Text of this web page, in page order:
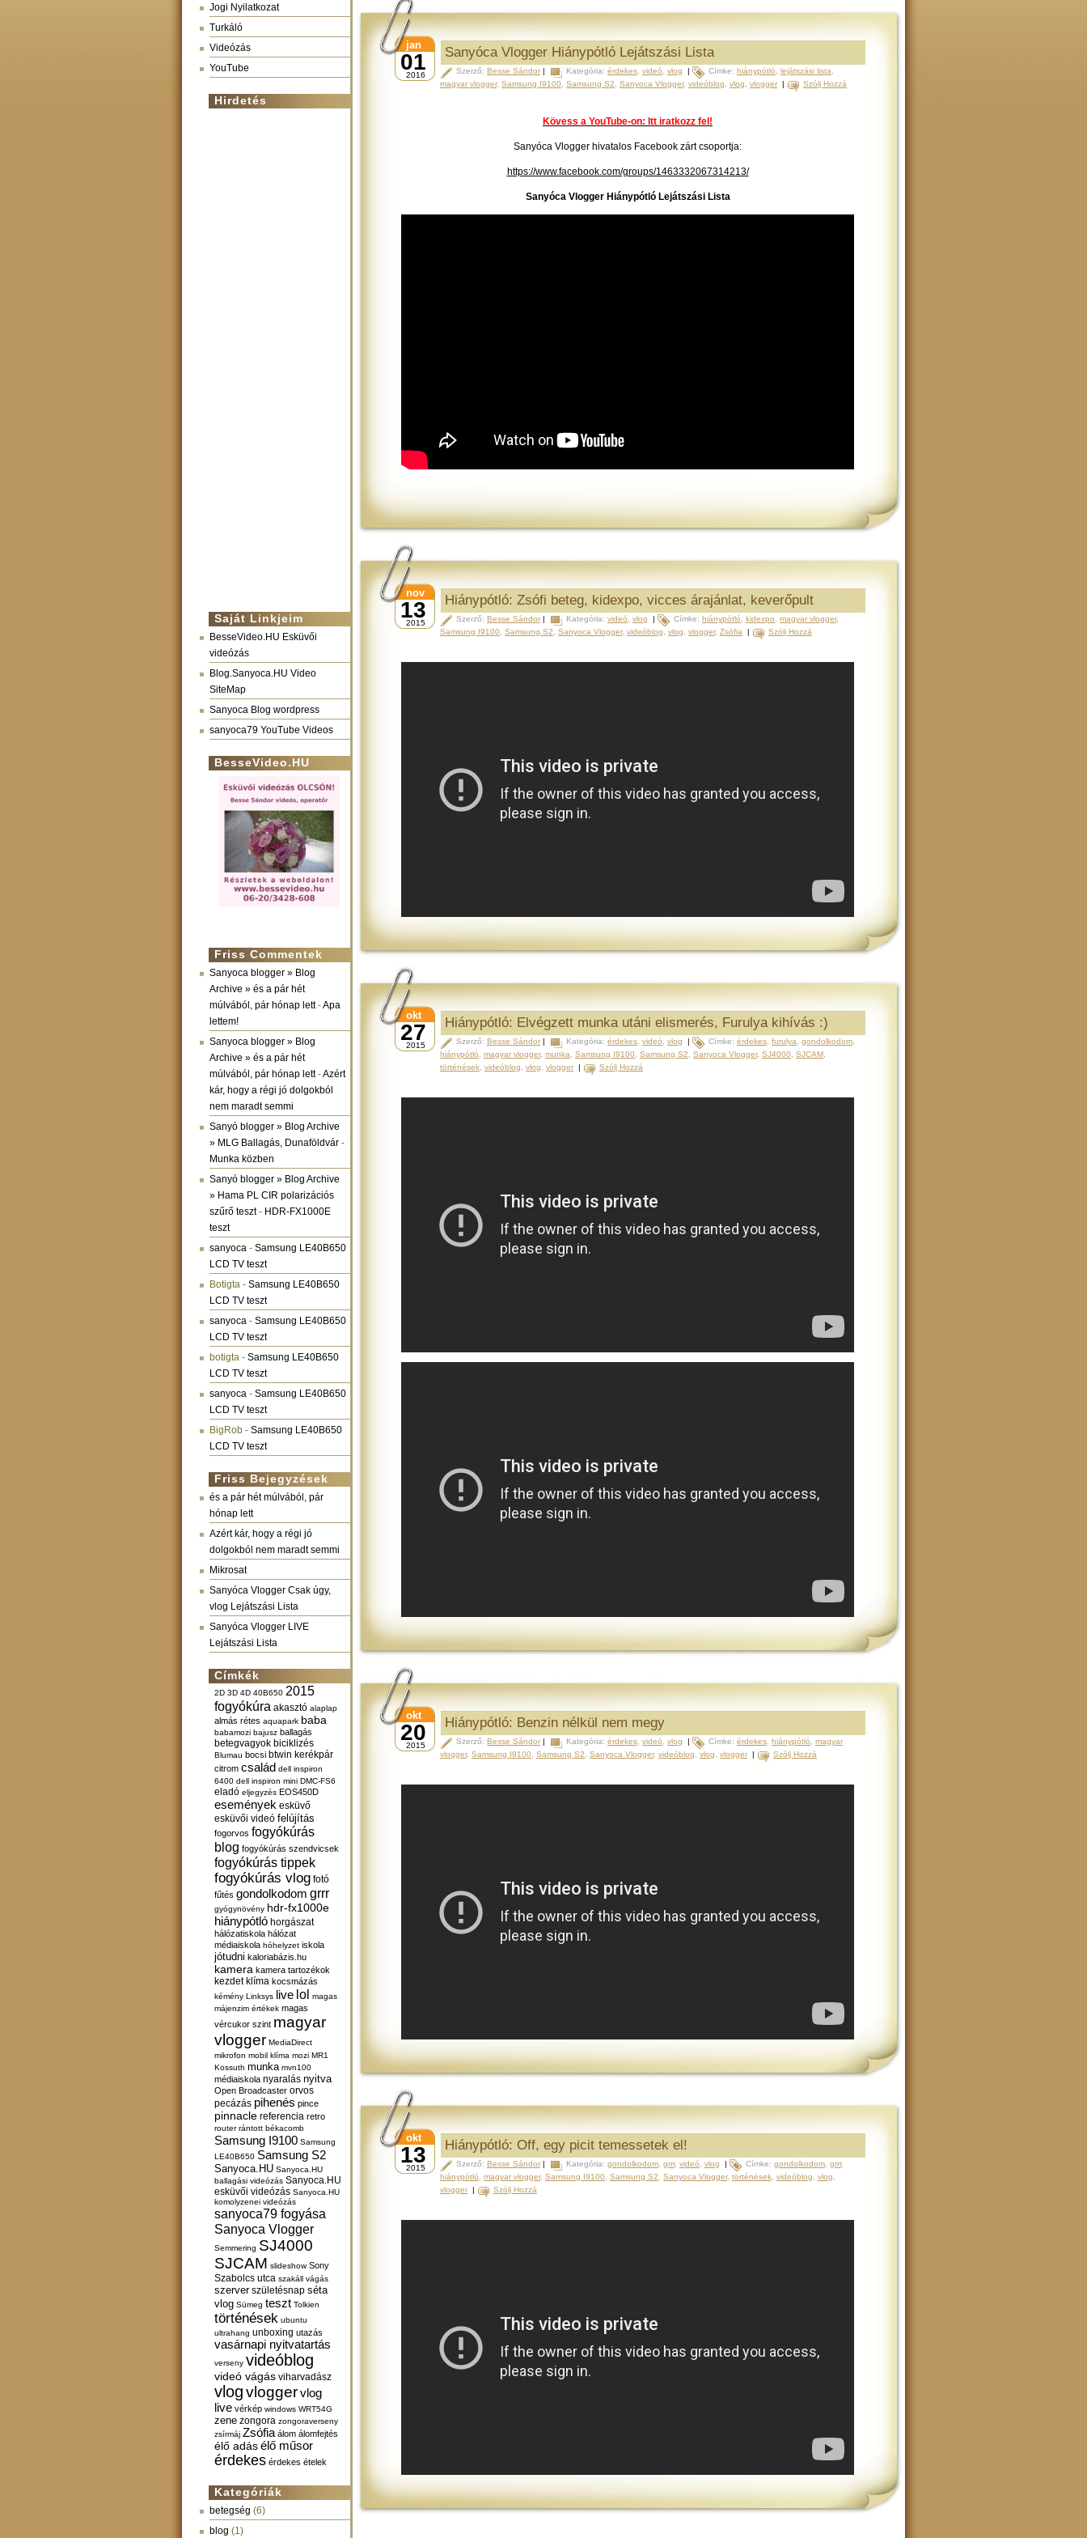
Jogi Nyilatkozat
Turkáló
Videózás
YouTube
Hirdetés
Saját Linkjeim
BesseVideo.HU Esküvői
videózás
Blog.Sanyoca.HU Video
SiteMap
Sanyoca Blog wordpress
sanyoca79 YouTube Videos
BesseVideo.HU
Friss Commentek
Sanyoca blogger » Blog
Archive » és a pár hét
múlvából, pár hónap lett-Apa
lettem!
Sanyoca blogger » Blog
Archive » és a pár hét
múlvából, pár hónap lett-Azért
kár, hogy a régi jó dolgokból
nem maradt semmi
Sanyó blogger » Blog Archive
» MLG Ballagás, Dunaföldvár -
Munka közben
Sanyó blogger » Blog Archive
» Hama PL CIR polarizációs
szűrő teszt- HDR-FX1000E
teszt
sanyoca - Samsung LE40B650
LCD TV teszt
Botigta - Samsung LE40B650
LCD TV teszt
sanyoca - Samsung LE40B650
LCD TV teszt
botigta - Samsung LE40B650
LCD TV teszt
sanyoca - Samsung LE40B650
LCD TV teszt
BigRob - Samsung LE40B650
LCD TV teszt
Friss Bejegyzések
és a pár hét múlvából, pár
hónap lett
Azért kár, hogy a régi jó
dolgokból nem maradt semmi
Mikrosat
Sanyóca Vlogger Csak úgy,
vlog Lejátszási Lista
Sanyóca Vlogger LIVE
Lejátszási Lista
Címkék
2D 3D 4D 40B650 2015
fogyókúra akasztó alaplap
almás rétes aquapark baba
babamozi bajusz ballagás
betegvagyok biciklizés
Blumau bocsi btwin kerékpár
citrom család dell inspiron
6400 dell inspiron mini DMC-FS6
eladó eljegyzés EOS450D
események esküvő
esküvői videó felújítás
fogorvos fogyókúrás
blog fogyókúrás szendvicsek
fogyókúrás tippek
fogyókúrás vlog fotó
fűtés gondolkodom grrr
gyógynövény hdr-fx1000e
hiánypótló horgászat
hálózatiskola hálózat
médiaiskola hóhelyzet iskola
jótudni kaloriabázis.hu
kamera kamera tartozékok
kezdet klíma kocsmázás
kémény Linksys live lol magas
májenzim értékek magas
vércukor szint magyar
vlogger MediaDirect
mikrofon mobil klíma mozi MR1
Kossuth munka mvn100
médiaiskola nyaralás nyitva
Open Broadcaster orvos
pecázás pihenés pince
pinnacle referencia retro
router rántott békacomb
Samsung I9100 Samsung
LE40B650 Samsung S2
Sanyoca.HU Sanyoca.HU
ballagási videózás Sanyoca.HU
esküvői videózás Sanyoca.HU
komolyzenei videózás
sanyoca79 fogyása
Sanyoca Vlogger
Semmering SJ4000
SJCAM slideshow Sony
Szabolcs utca szakáll vágás
szerver születésnap séta
vlog Sümeg teszt Tolkien
történések ubuntu
ultrahang unboxing utazás
vasárnapi nyitvatartás
verseny videóblog
videó vágás viharvadász
vlogvloggervlog
live vérkép windows WRT54G
zene zongora zongoraverseny
zsírmáj Zsófia álom álomfejtés
élő adás élő műsor
érdekes érdekes ételek
Kategóriák
betegség (6)
blog (1)
01
jan
2016
Sanyóca Vlogger Hiánypótló Lejátszási Lista
Szerző: Besse Sándor | Kategória: érdekes videó vlog | Címke: hiánypótló lejátszási lista
magyar vlogger, Samsung I9100 Samsung S2 Sanyoca Vlogger, videóblog vlog vlogger | Szólj Hozzá
Kövess a YouTube-on: Itt iratkozz fel!
Sanyóca Vlogger hivatalos Facebook zárt csoportja:
https://www.facebook.com/groups/1463332067314213/
Sanyóca Vlogger Hiánypótló Lejátszási Lista
13
nov
2015
Hiánypótló: Zsófi beteg, kidexpo, vicces árajánlat, keverőpult
Szerző: Besse Sándor | Kategória: videó vlog | Címke: hiánypótló kidexpo magyar vlogger,
Samsung I9100 Samsung S2 Sanyoca Vlogger, videóblog vlog vlogger, Zsófia | Szólj Hozzá
27
okt
2015
Hiánypótló: Elvégzett munka utáni elismerés, Furulya kihívás :)
Szerző: Besse Sándor | Kategória: érdekes videó vlog | Címke: érdekes furulya gondolkodom
hiánypótló
magyar vlogger, munka Samsung I9100 Samsung S2 Sanyoca Vlogger, SJ4000 SJCAM
történések videóblog vlog vlogger | Szólj Hozzá
20
okt
2015
Hiánypótló: Benzin nélkül nem megy
Szerző: Besse Sándor | Kategória: érdekes videó vlog | Címke: érdekes hiánypótló
magyar
vlogger, Samsung I9100 Samsung S2 Sanyoca Vlogger, videóblog vlog vlogger | Szólj Hozzá
13
okt
2015
Hiánypótló: Off, egy picit temessetek el!
Szerző: Besse Sándor | Kategória: gondolkodom grrr, videó vlog | Címke: gondolkodom grrr,
hiánypótló
magyar vlogger, Samsung I9100 Samsung S2 Sanyoca Vlogger, történések videóblog vlog
vlogger | Szólj Hozzá